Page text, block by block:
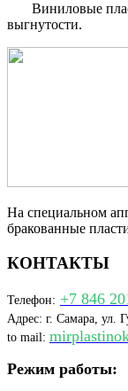
Виниловые
выгнутости.
На специальном
бракованные
КОНТАКТЫ
Телефон: +7 846
Адрес: г. Самара, ул.
to mail:
Режим работы: